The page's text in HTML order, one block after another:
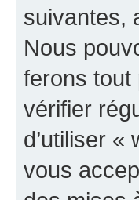
suivantes,
Nous
ferons tout
vérifier
d’utiliser
vous